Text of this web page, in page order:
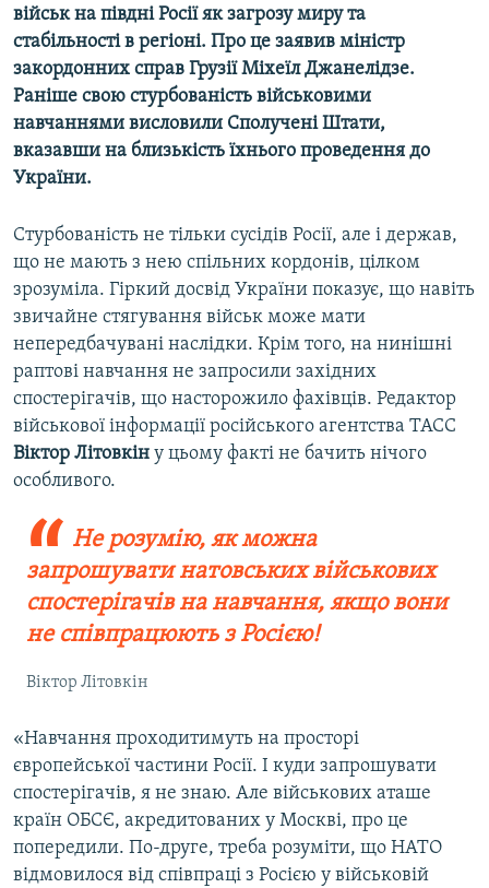
військ на півдні Росії як загрозу миру та
стабільності в регіоні. Про це заявив міністр
закордонних справ Грузії Міхеїл Джанелідзе.
Раніше свою стурбованість військовими
навчаннями висловили Сполучені Штати,
вказавши на близькість їхнього проведення до
України.
​Стурбованість не тільки сусідів Росії, але і держав,
що не мають з нею спільних кордонів, цілком
зрозуміла. Гіркий досвід України показує, що навіть
звичайне стягування військ може мати
непередбачувані наслідки. Крім того, на нинішні
раптові навчання не запросили західних
спостерігачів, що насторожило фахівців. Редактор
військової інформації російського агентства ТАСС
Віктор Літовкін у цьому факті не бачить нічого
особливого.
Не розумію, як можна
запрошувати натовських військових
спостерігачів на навчання, якщо вони
не співпрацюють з Росією!
Віктор Літовкін
«Навчання проходитимуть на просторі
європейської частини Росії. І куди запрошувати
спостерігачів, я не знаю. Але військових аташе
країн ОБСЄ, акредитованих у Москві, про це
попередили. По-друге, треба розуміти, що НАТО
відмовилося від співпраці з Росією у військовій